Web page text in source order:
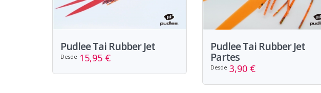
Pudlee Tai Rubber Jet
Desde 15,95 €
Pudlee Tai Rubber Jet
Partes
Desde 3,90 €